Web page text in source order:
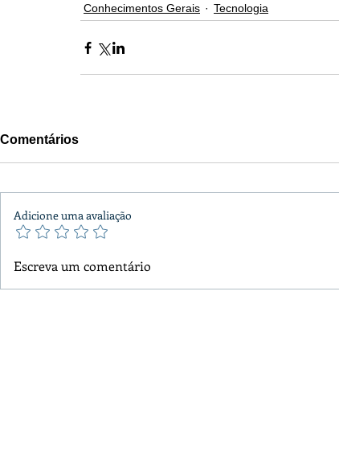
Conhecimentos Gerais
Tecnologia
Comentários
Adicione uma avaliação
Escreva um comentário